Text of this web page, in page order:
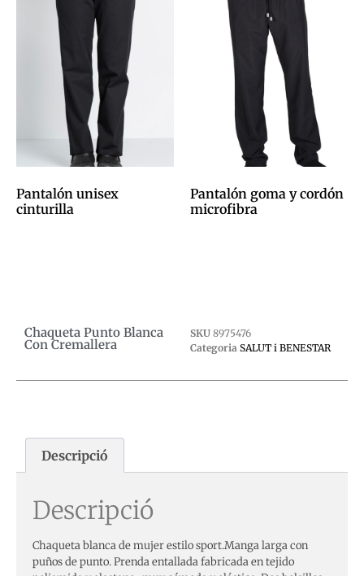
Pantalón unisex
cinturilla
Pantalón goma y cordón
microfibra
Chaqueta Punto Blanca
Con Cremallera
SKU 8975476
Categoria SALUT i BENESTAR
Descripció
Descripció
Chaqueta blanca de mujer estilo sport.Manga larga con
puños de punto. Prenda entallada fabricada en tejido